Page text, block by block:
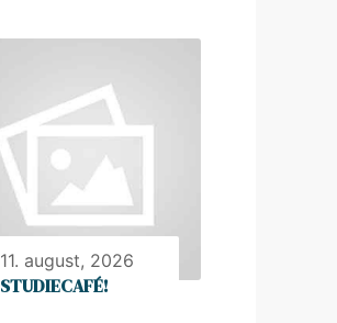
11. august, 2026
STUDIECAFÉ!